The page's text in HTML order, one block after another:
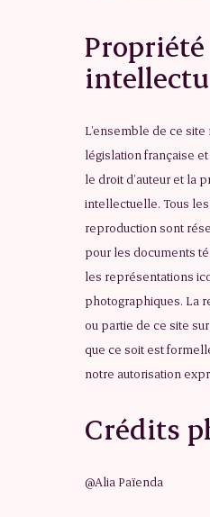
Propriété
L’ensemble de ce
législation française
le droit d’auteur et la
intellectuelle. Tous
reproduction sont
pour les documents
les représentations
photographiques. La
ou partie de ce site
que ce soit est
notre autorisation
Crédits
@Alia Païenda